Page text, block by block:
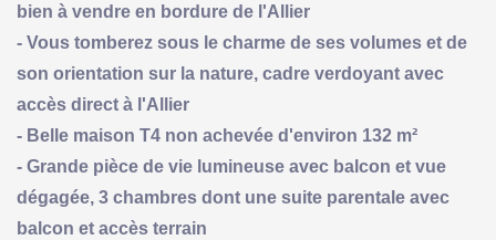
bien à vendre en bordure de l'Allier
- Vous tomberez sous le charme de ses volumes et de
son orientation sur la nature, cadre verdoyant avec
accès direct à l'Allier
- Belle maison T4 non achevée d'environ 132 m²
- Grande pièce de vie lumineuse avec balcon et vue
dégagée, 3 chambres dont une suite parentale avec
balcon et accès terrain